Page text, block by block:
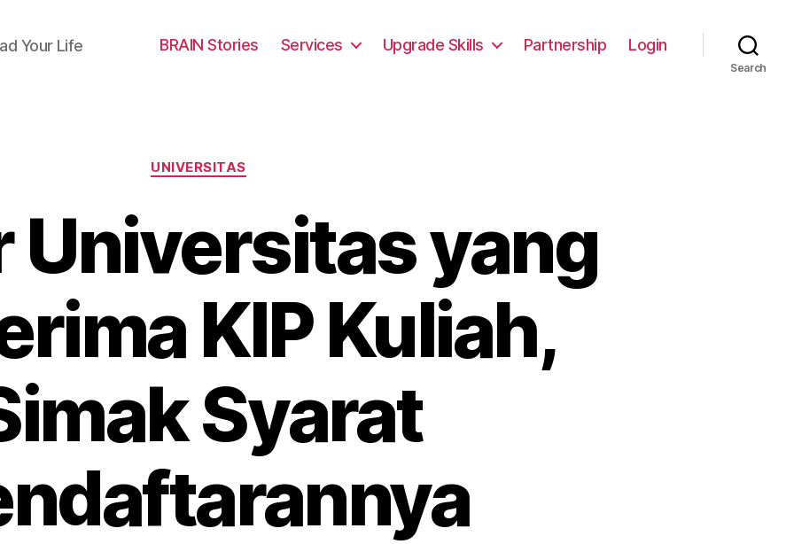
Your Life BRAIN Stories Services Upgrade Skills Partnership Login
Search
Categories
UNIVERSITAS
Universitas yang
KIP Kuliah,
Syarat